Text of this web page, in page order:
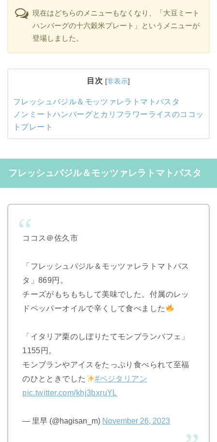
現在はどちらのメニューもなくなり、「大豆ミート
ハンバーグの十六穀米プレート」というメニューが
登場しました。
目次 [非表示]
フレッシュバジル＆モッツァレラトマトパスタ
ノンミートハンバーグとカリフラワーライスのココッ
トプレート
フレッシュバジル＆モッツァレラトマトパスタ
ココス＠佐久市
「フレッシュバジル＆モッツァレラトマトパス
タ」869円。
チーズがもちもちして美味でした。付属のレッ
ドペッパーオイルで辛くして食べました
「イタリア栗のしぼりたてモンブランパフェ」
1155円。
モンブランやアイスをたっぷり食べられて至福
のひとときでした
#ベジタリアン
pic.twitter.com/khj3bxruYL
— 里早 (@hagisan_m) November 26, 2023